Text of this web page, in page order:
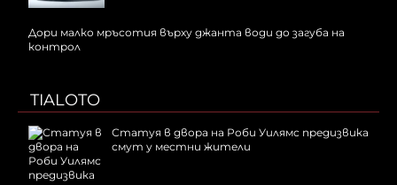
Дори малко мръсотия върху джанта води до загуба на
контрол
TIALOTO
Статуя в двора на Роби Уилямс предизвика
смут у местни жители